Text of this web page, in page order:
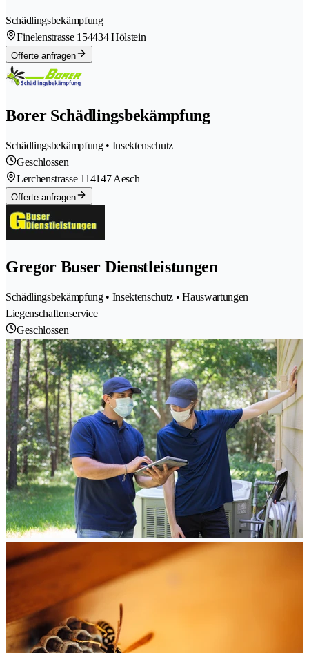
Schädlingsbekämpfung
Finelenstrasse 154434 Hölstein
Offerte anfragen
Borer Schädlingsbekämpfung
Schädlingsbekämpfung • Insektenschutz
Geschlossen
Lerchenstrasse 114147 Aesch
Offerte anfragen
Gregor Buser Dienstleistungen
Schädlingsbekämpfung • Insektenschutz • Hauswartungen
Liegenschaftenservice
Geschlossen